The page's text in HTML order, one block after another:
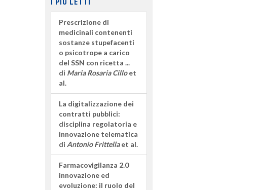
Prescrizione di
medicinali contenenti
sostanze stupefacenti
o psicotrope a carico
del SSN con ricetta ...
di Maria Rosaria Cilloet
al.
La digitalizzazione dei
contratti pubblici:
disciplina regolatoria e
innovazione telematica
di Antonio Frittellaet al.
Farmacovigilanza 2.0
innovazione ed
evoluzione: il ruolo del